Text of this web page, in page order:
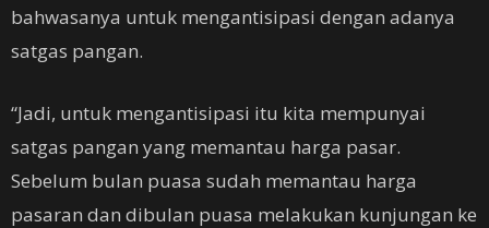
bahwasanya untuk mengantisipasi dengan adanya
satgas pangan.
“Jadi, untuk mengantisipasi itu kita mempunyai
satgas pangan yang memantau harga pasar.
Sebelum bulan puasa sudah memantau harga
pasaran dan dibulan puasa melakukan kunjungan ke